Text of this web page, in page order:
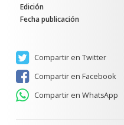
Edición
Fecha publicación
Compartir en Twitter
Compartir en Facebook
Compartir en WhatsApp